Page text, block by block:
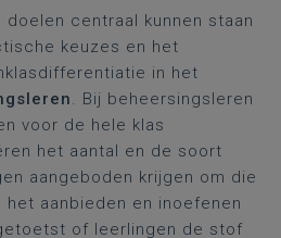
doelen centraal kunnen staan
keuzes en het
in het
. Bij beheersingsleren
voor de hele klas
het aantal en de soort
aangeboden krijgen om die
aanbieden en inoefenen
of leerlingen de stof